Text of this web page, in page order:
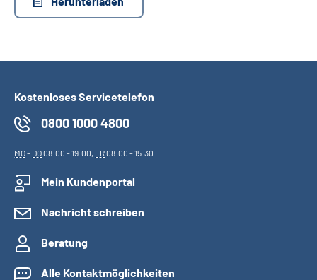
Mein Kundenportal
Kostenloses Servicetelefon
0800 1000 4800
MO- DO08:00 - 19:00, FR08:00 - 15:30
Mein Kundenportal
Nachricht schreiben
Beratung
Alle Kontaktmöglichkeiten